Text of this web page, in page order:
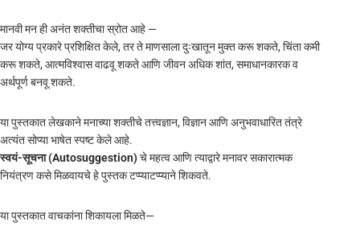
मानवी मन ही अनंत शक्तीचा स्रोत आहे —
जर योग्य प्रकारे प्रशिक्षित केले, तर ते माणसाला दुःखातून मुक्त करू शकते, चिंता कमी
करू शकते, आत्मविश्वास वाढवू शकते आणि जीवन अधिक शांत, समाधानकारक व
अर्थपूर्ण बनवू शकते.
या पुस्तकात लेखकाने मनाच्या शक्तीचे तत्त्वज्ञान, विज्ञान आणि अनुभवाधारित तंत्रे
अत्यंत सोप्या भाषेत स्पष्ट केले आहे.
स्वयं-सूचना (Autosuggestion)चे महत्व आणि त्याद्वारे मनावर सकारात्मक
नियंत्रण कसे मिळवायचे हे पुस्तक टप्प्याटप्प्याने शिकवते.
या पुस्तकात वाचकांना शिकायला मिळते—